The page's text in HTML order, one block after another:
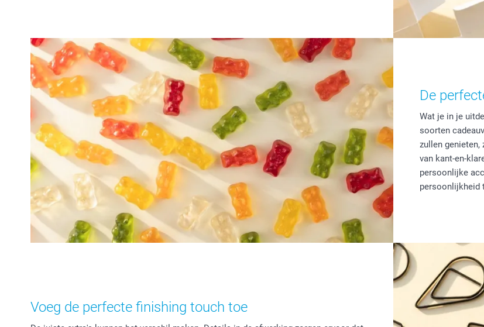
De
Wat je in je
soorten
zullen genieten,
van kant-en-
persoonlijke
persoonlijkheid
Voeg de perfecte finishing touch toe